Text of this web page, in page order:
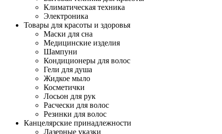
Климатическая техника
Электроника
Товары для красоты и здоровья
Маски для сна
Медицинские изделия
Шампуни
Кондиционеры для волос
Гели для душа
Жидкое мыло
Косметички
Лосьон для рук
Расчески для волос
Резинки для волос
Канцелярские принадлежности
Лазерные указки